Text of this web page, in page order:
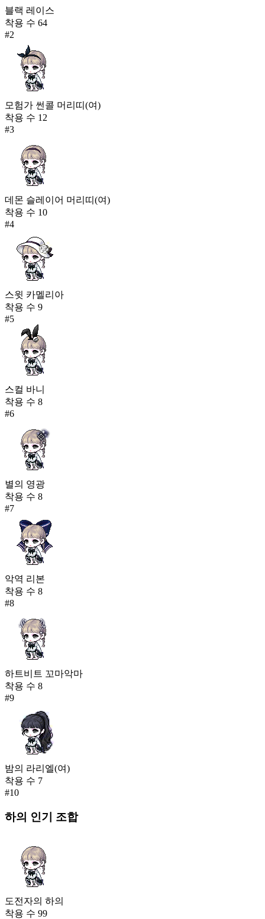
블랙 레이스
착용 수 64
#2
모험가 썬콜 머리띠(여)
착용 수 12
#3
데몬 슬레이어 머리띠(여)
착용 수 10
#4
스윗 카멜리아
착용 수 9
#5
스컬 바니
착용 수 8
#6
별의 영광
착용 수 8
#7
악역 리본
착용 수 8
#8
하트비트 꼬마악마
착용 수 8
#9
밤의 라리엘(여)
착용 수 7
#10
하의 인기 조합
도전자의 하의
착용 수 99